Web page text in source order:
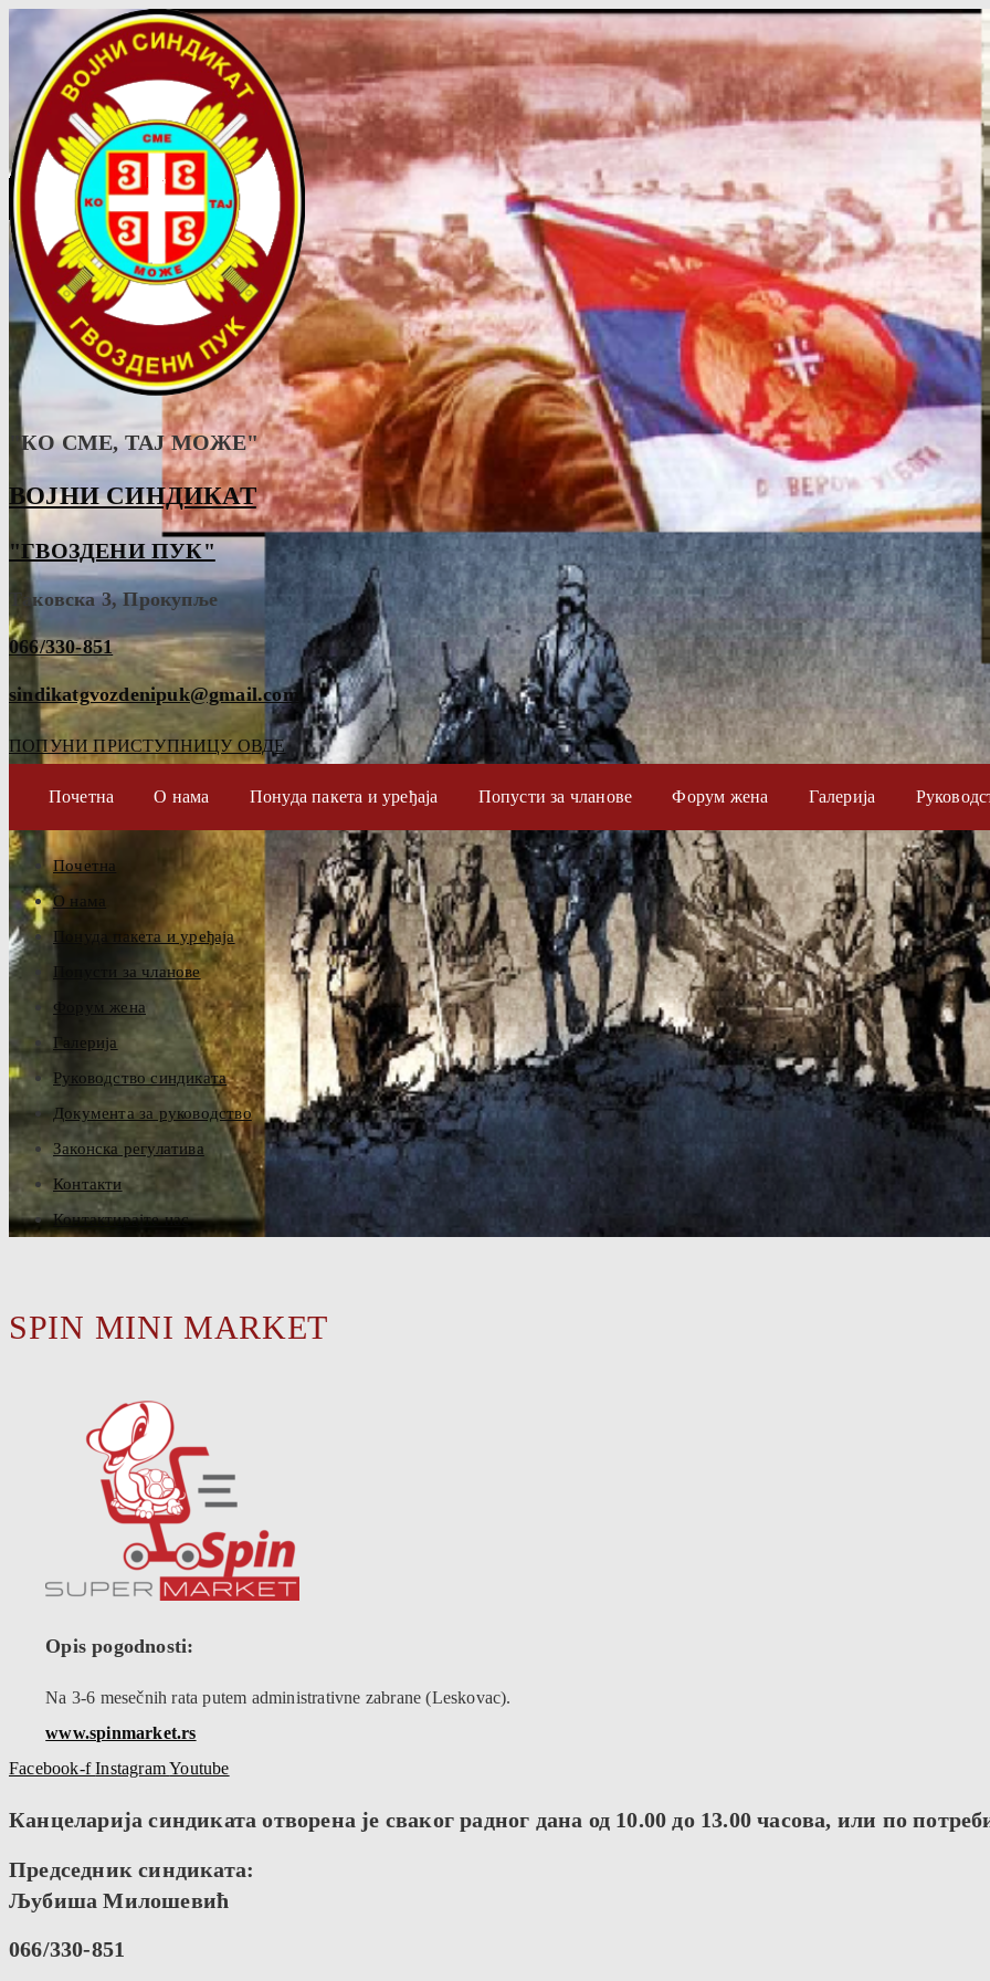
"КО СМЕ, ТАJ МОЖЕ"
ВОЈНИ СИНДИКАТ
"ГВОЗДЕНИ ПУК"
Таковска 3, Прокупље
066/330-851
sindikatgvozdenipuk@gmail.com
ПОПУНИ ПРИСТУПНИЦУ ОВДЕ
Почетна О нама Понуда пакета и уређаја Попусти за чланове Форум жена Галерија
Почетна
О нама
Понуда пакета и уређаја
Попусти за чланове
Форум жена
Галерија
Руководство синдиката
Документа за руководство
Законска регулатива
Контакти
Контактирајте нас
SPIN MINI MARKET
Opis pogodnosti:
Na 3-6 mesečnih rata putem administrativne zabrane (Leskovac).
www.spinmarket.rs
Facebook-f InstagramYoutube
Канцеларија синдиката отворена је сваког радног дана од 10.00 до 13.00 часова, или по
Председник синдиката:
Љубиша Милошевић
066/330-851